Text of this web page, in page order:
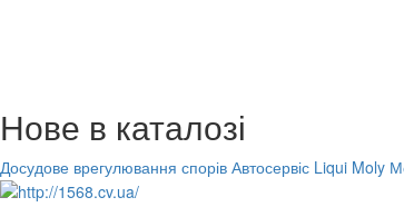
Нове в каталозі
Досудове врегулювання спорів Автосервіс Liqui Moly